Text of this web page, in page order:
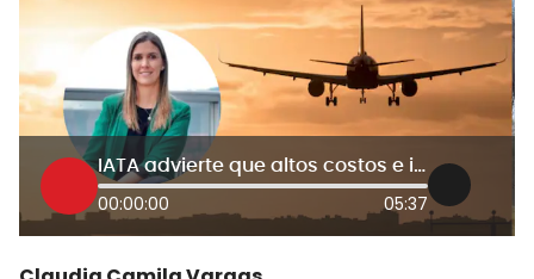
IATA advierte que altos costos e impuestos afectan la competitividad aérea en Colombia
00:00:00 05:37